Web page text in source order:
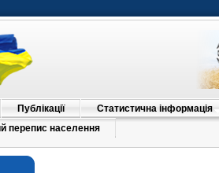
Публікації
Статистична інформація
перепис населення